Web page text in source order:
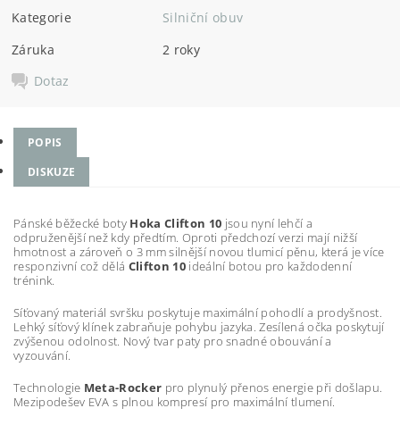
Kategorie
Silniční obuv
Záruka
2 roky
Dotaz
POPIS
DISKUZE
Pánské běžecké boty Hoka Clifton 10 jsou nyní lehčí a
odpruženější než kdy předtím. Oproti předchozí verzi mají nižší
hmotnost a zároveň o 3 mm silnější novou tlumicí pěnu, která je více
responzivní což dělá Clifton 10 ideální botou pro každodenní
trénink.
Síťovaný materiál svršku poskytuje maximální pohodlí a prodyšnost.
Lehký síťový klínek zabraňuje pohybu jazyka. Zesílená očka poskytují
zvýšenou odolnost. Nový tvar paty pro snadné obouvání a
vyzouvání.
Technologie Meta-Rocker pro plynulý přenos energie při došlapu.
Mezipodešev EVA s plnou kompresí pro maximální tlumení.